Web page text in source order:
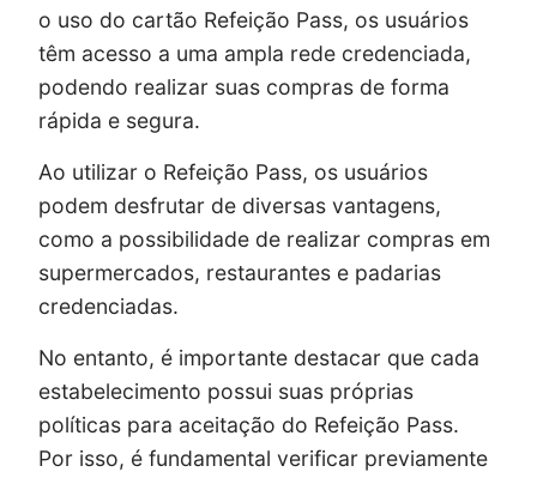
o uso do cartão Refeição Pass, os usuários
têm acesso a uma ampla rede credenciada,
podendo realizar suas compras de forma
rápida e segura.
Ao utilizar o Refeição Pass, os usuários
podem desfrutar de diversas vantagens,
como a possibilidade de realizar compras em
supermercados, restaurantes e padarias
credenciadas.
No entanto, é importante destacar que cada
estabelecimento possui suas próprias
políticas para aceitação do Refeição Pass.
Por isso, é fundamental verificar previamente